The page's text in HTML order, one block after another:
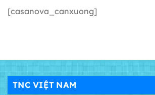
[casanova_canxuong]
TNC VIỆT NAM